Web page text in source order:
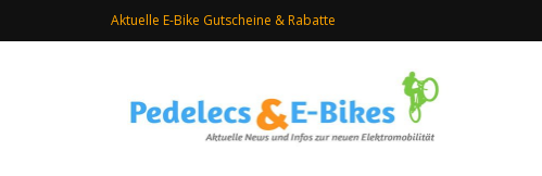
Aktuelle E-Bike Gutscheine & Rabatte